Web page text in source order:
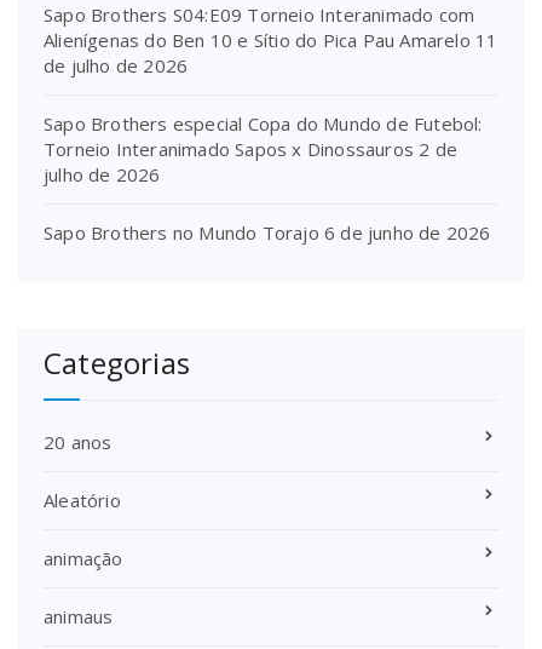
Sapo Brothers S04:E09 Torneio Interanimado com
Alienígenas do Ben 10 e Sítio do Pica Pau Amarelo 11
de julho de 2026
Sapo Brothers especial Copa do Mundo de Futebol:
Torneio Interanimado Sapos x Dinossauros 2 de
julho de 2026
Sapo Brothers no Mundo Torajo 6 de junho de 2026
Categorias
20 anos
Aleatório
animação
animaus